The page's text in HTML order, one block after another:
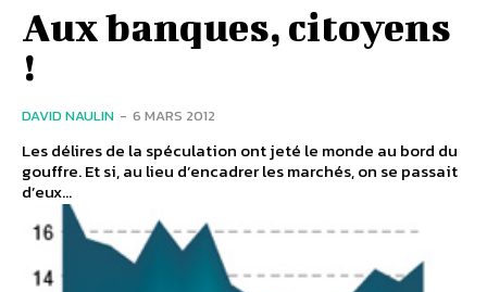
Aux banques, citoyens
!
DAVID NAULIN - 6 MARS 2012
Les délires de la spéculation ont jeté le monde au bord du
gouffre. Et si, au lieu d’encadrer les marchés, on se passait
d’eux...